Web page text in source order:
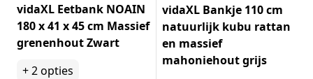
vidaXL Eetbank NOAIN
180 x 41 x 45 cm Massief
grenenhout Zwart
+2opties
vidaXL Bankje 110 cm
natuurlijk kubu rattan
en massief
mahoniehout grijs